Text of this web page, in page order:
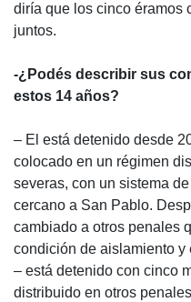
diría que los cinco éramos
juntos.
-¿Podés describir sus
estos 14 años?
– El está detenido desde
colocado en un régimen
severas, con un sistema
cercano a San Pablo.
cambiado a otros penales
condición de aislamiento y
– está detenido con cinco
distribuido en otros